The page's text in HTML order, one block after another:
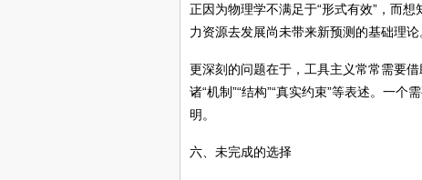
正因为物理学不满足于“形式有效”，而
力资源去发展尚未带来新预测的基础理
更深刻的问题在于，工具主义常常需要
诸“机制”“结构”“真实约束”等表述。一
明。
六、未完成的选择